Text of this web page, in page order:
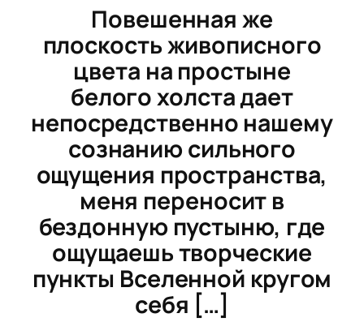
Повешенная же
плоскость живописного
цвета на простыне
белого холста дает
непосредственно нашему
сознанию сильного
ощущения пространства,
меня переносит в
бездонную пустыню, где
ощущаешь творческие
пункты Вселенной кругом
себя […]